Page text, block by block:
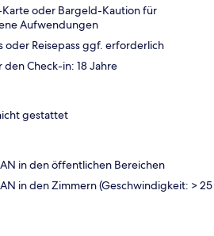
oder Bargeld-Kaution für
Aufwendungen
oder Reisepass ggf. erforderlich
Check-in: 18 Jahre
gestattet
in den öffentlichen Bereichen
in den Zimmern (Geschwindigkeit: > 25